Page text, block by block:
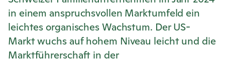
in einem anspruchsvollen Marktumfeld ein
leichtes organisches Wachstum. Der US-
Markt wuchs auf hohem Niveau leicht und die
Marktführerschaft in der